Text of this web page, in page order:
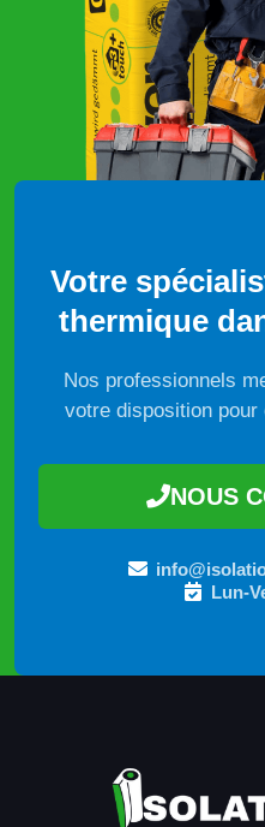
Votre
thermique
Nos professionnels
votre disposition
NOUS
Lun-